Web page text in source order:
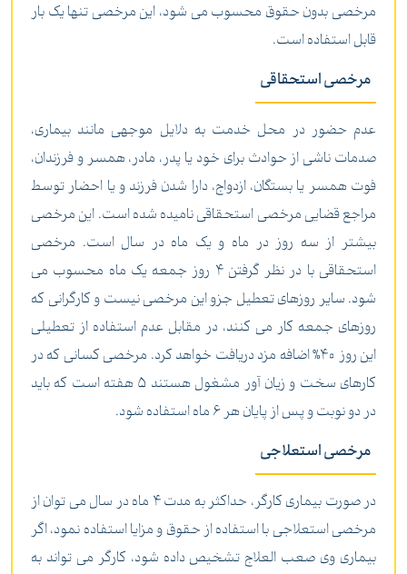
مرخصی بدون حقوق محسوب می شود، این مرخصی تنها یک بار
قابل استفاده است.
مرخصی استحقاقی
عدم حضور در محل خدمت به دلایل موجهی مانند بیماری،
صدمات ناشی از حوادث برای خود یا پدر، مادر، همسر و فرزندان،
فوت همسر یا بستگان، ازدواج، دارا شدن فرزند و یا احضار توسط
مراجع قضایی مرخصی استحقاقی نامیده شده است. این مرخصی
بیشتر از سه روز در ماه و یک ماه در سال است. مرخصی
استحقاقی با در نظر گرفتن 4 روز جمعه یک ماه محسوب می
شود. سایر روزهای تعطیل جزو این مرخصی نیست و کارگرانی که
روزهای جمعه کار می کنند، در مقابل عدم استفاده از تعطیلی
این روز 40% اضافه مزد دریافت خواهد کرد. مرخصی کسانی که در
کارهای سخت و زیان آور مشغول هستند 5 هفته است که باید
در دو نوبت و پس از پایان هر 6 ماه استفاده شود.
مرخصی استعلاجی
در صورت بیماری کارگر، حداکثر به مدت 4 ماه در سال می توان از
مرخصی استعلاجی با استفاده از حقوق و مزایا استفاده نمود، اگر
بیماری وی صعب العلاج تشخیص داده شود، کارگر می تواند به